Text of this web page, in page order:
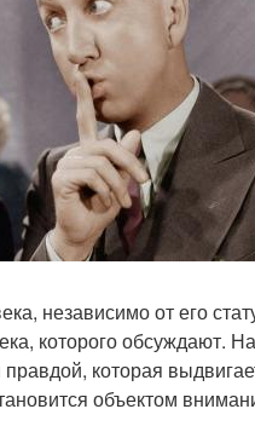
независимо от его
которого обсуждают.
которая
объектом